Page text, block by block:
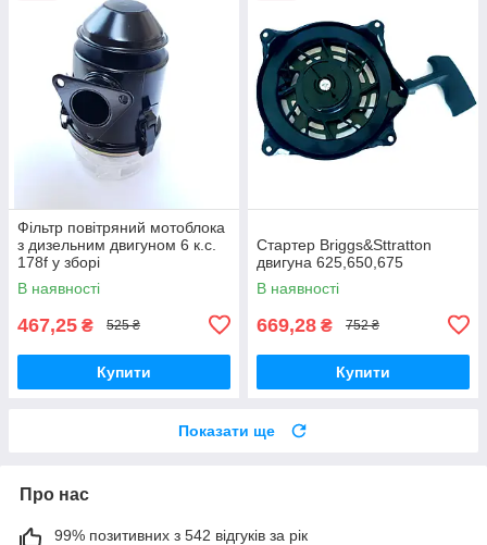
Фільтр повітряний мотоблока
з дизельним двигуном 6 к.с.
178f у зборі
В наявності
467,25 ₴ 525 ₴
Купити
Стартер Briggs&Sttratton
двигуна 625,650,675
В наявності
669,28 ₴ 752 ₴
Купити
Показати ще
Про нас
99% позитивних з 542 відгуків за рік